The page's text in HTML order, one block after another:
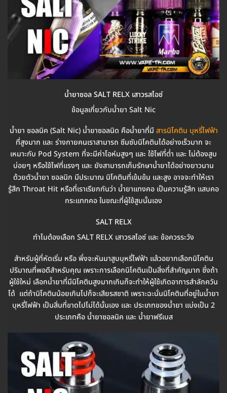
น้ำยาซอล SALT RELX เสาวรสไอซ์
ข้อมูลเกี่ยวกับน้ำยา Salt Nic
น้ำยา ซอลนิค (Salt Nic) น้ำยาซอลนิด คือน้ำยาที่มี สารนิโคติน บุหรี่ไฟฟ้า
ที่สูงมาก และ ร่างกายคนเราสามารถ ซึมซับนิโคตินได้อย่างเร็วมาก จะ
เหมาะกับ Pod System ที่จะมีค่าโอห์มสูงๆ และ ใช้ไฟที่ต่ำ และ ไม่ต้องสูบ
บ่อยๆ หรือใช้ไฟที่แรงๆ และ ยังสามารถเก็บรักษาน้ำยาได้อย่างยาวนาน
ด้วยตัวน้ำยา ซอลนิก มีประมาณ นิโคตินที่เข้มข้น และสูง อาจจะทำให้เรา
รู้สึก Throat Hit หรือที่เราเรียกกันว่า น้ำยาแทงคอ เป็นความรู้สึก แสบคอ
กระแทกคอ ในขณะที่ผู้ใช้สูบนั้นเอง
SALT RELX
ทำไมต้องเลือก SALT RELX เสาวรสไอซ์ และ ข้อควรระวัง
สำหรับผู้ที่หัดเริ่ม หรือ พึ่งจะหันมาสูบบุหรี่ไฟฟ้า แล้วอยากเลือกนิโคติน
ปริมาณที่พอดีสำหรับคุณ เพราะการเลือกนิโคตินเป็นสิ่งที่สำคัญมาก ซึ่งถ้า
ผู้ใช้ใหม่ เลือกน้ำยาที่มีนิโคตินสูงมากเกินก็จะทำให้ผู้ใช้เกิดอาการสำลักควัน
ได้ แต่ถ้านิโคตินน้อยเกินไปก็จะเสียรสชาติ เพราะฉะนั่นนิโคตินที่อยู่ในน้ำยา
บุหรี่ไฟฟ้า เป็นสิ่นที่ขาดไปไม่ได้นั้นเอง และ ประเภทของน้ำยา แบ่งเป็น 2
ประเภทคือ น้ำยาซอลนิค และ น้ำยาฟรีเบส